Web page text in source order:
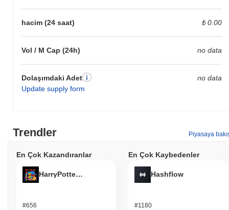
hacim (24 saat) ₺ 0.00
Vol / M Cap (24h) no data
Dolaşımdaki Adet
Update supply form
no data
Trendler Piyasaya
En Çok Kazandıranlar
HarryPotterObamaSonic10Inu (ETH)
#656
En Çok Kaybedenler
Hashflow
#1180